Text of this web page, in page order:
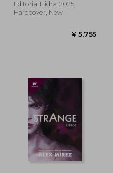
Editorial Hidra, 2025,
Hardcover, New